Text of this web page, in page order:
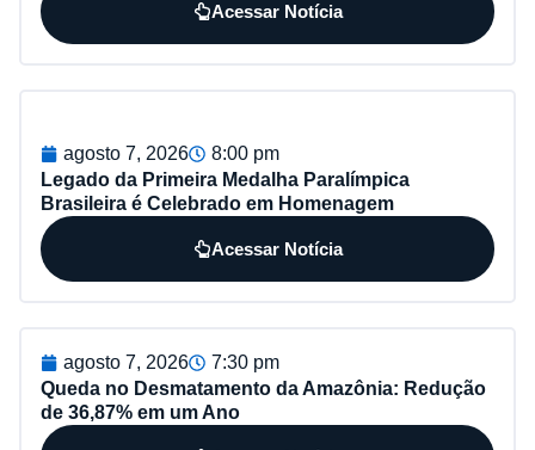
Acessar Notícia
agosto 7, 2026
8:00 pm
Legado da Primeira Medalha Paralímpica
Brasileira é Celebrado em Homenagem
Acessar Notícia
agosto 7, 2026
7:30 pm
Queda no Desmatamento da Amazônia: Redução
de 36,87% em um Ano